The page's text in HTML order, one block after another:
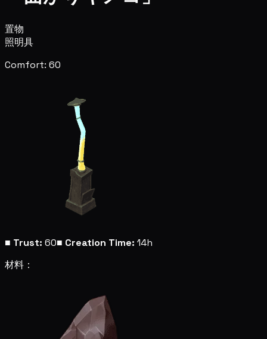
置物
照明具
Comfort: 60
■ Trust: 60■ Creation Time: 14h
材料：